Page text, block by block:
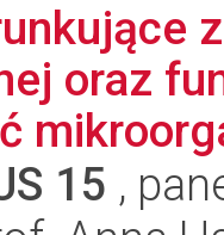
oraz
15 ,